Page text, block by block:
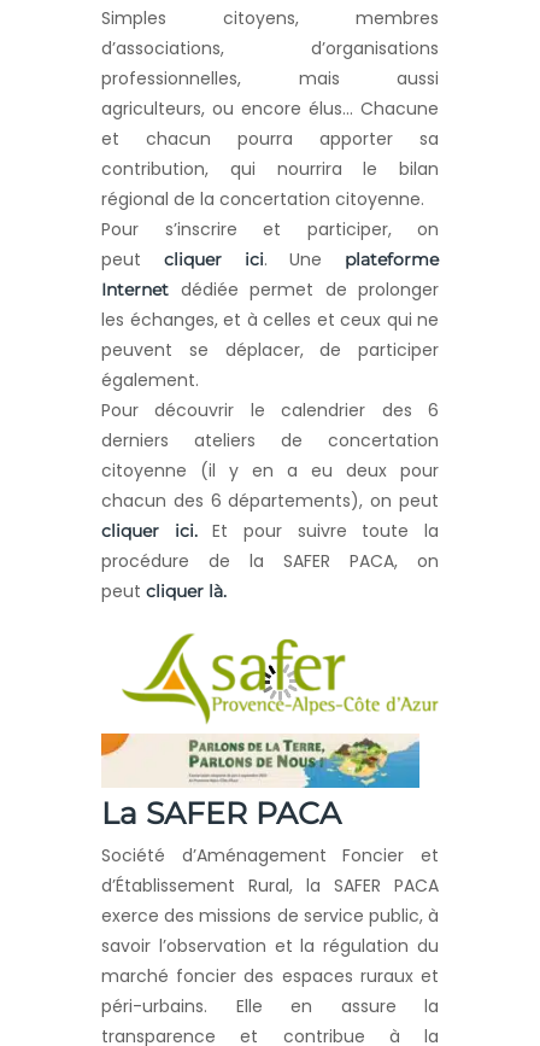
Simples citoyens, membres
d’associations, d’organisations
professionnelles, mais aussi
agriculteurs, ou encore élus… Chacune
et chacun pourra apporter sa
contribution, qui nourrira le bilan
régional de la concertation citoyenne.
Pour s’inscrire et participer, on
peut cliquer ici. Une
plateforme
Internet dédiée permet de prolonger
les échanges, et à celles et ceux qui ne
peuvent se déplacer, de participer
également.
Pour découvrir le calendrier des 6
derniers ateliers de concertation
citoyenne (il y en a eu deux pour
chacun des 6 départements), on peut
cliquer ici.Et pour suivre toute la
procédure de la SAFER PACA, on
peut cliquer là.
La SAFER PACA
Société d’Aménagement Foncier et
d’Établissement Rural, la SAFER PACA
exerce des missions de service public, à
savoir l’observation et la régulation du
marché foncier des espaces ruraux et
péri-urbains. Elle en assure la
transparence et contribue à la